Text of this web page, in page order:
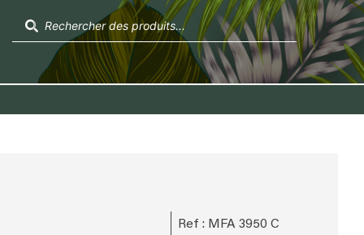
de
produits
Ref : MFA 3950 C